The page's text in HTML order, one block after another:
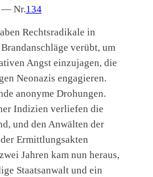
— Nr.134
Rechtsradikale in
verübt, um
Angst einzujagen, die
Neonazis engagieren.
anonyme Drohungen.
Indizien verliefen die
und den Anwälten der
Ermittlungsakten
Jahren kam nun heraus,
Staatsanwalt und ein